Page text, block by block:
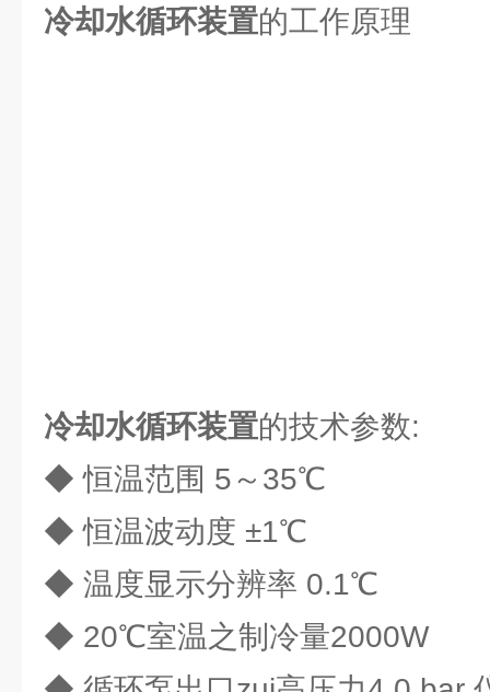
冷却水循环装置的工作原理
冷却水循环装置的技术参数:
◆ 恒温范围 5～35℃
◆ 恒温波动度 ±1℃
◆ 温度显示分辨率 0.1℃
◆ 20℃室温之制冷量